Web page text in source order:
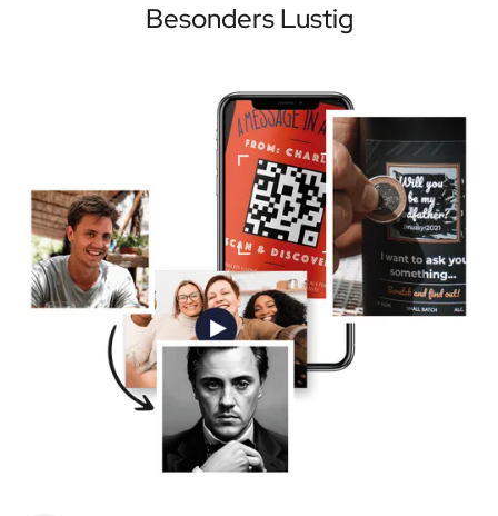
Besonders Lustig